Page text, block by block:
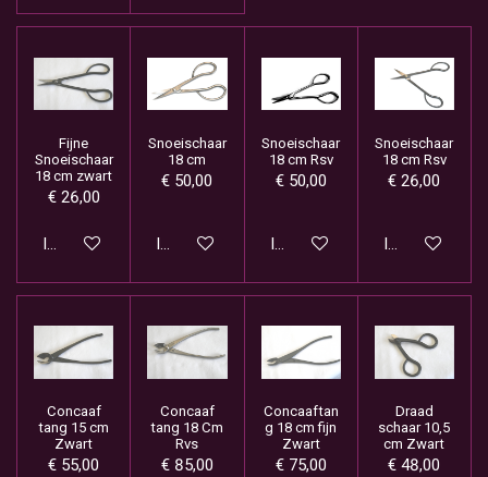
Fijne
Snoeischaar
18 cm zwart
€ 26,00
In winkelwagen
Snoeischaar
18 cm
€ 50,00
In winkelwagen
Snoeischaar
18 cm Rsv
€ 50,00
In winkelwagen
Snoeischaar
18 cm Rsv
€ 26,00
In
Concaaf
tang 15 cm
Zwart
€ 55,00
Concaaf
tang 18 Cm
Rvs
€ 85,00
Concaaftan
g 18 cm fijn
Zwart
€ 75,00
Draad
schaar 10,5
cm Zwart
€ 48,00